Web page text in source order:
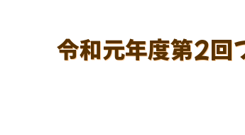
令和元年度第2回